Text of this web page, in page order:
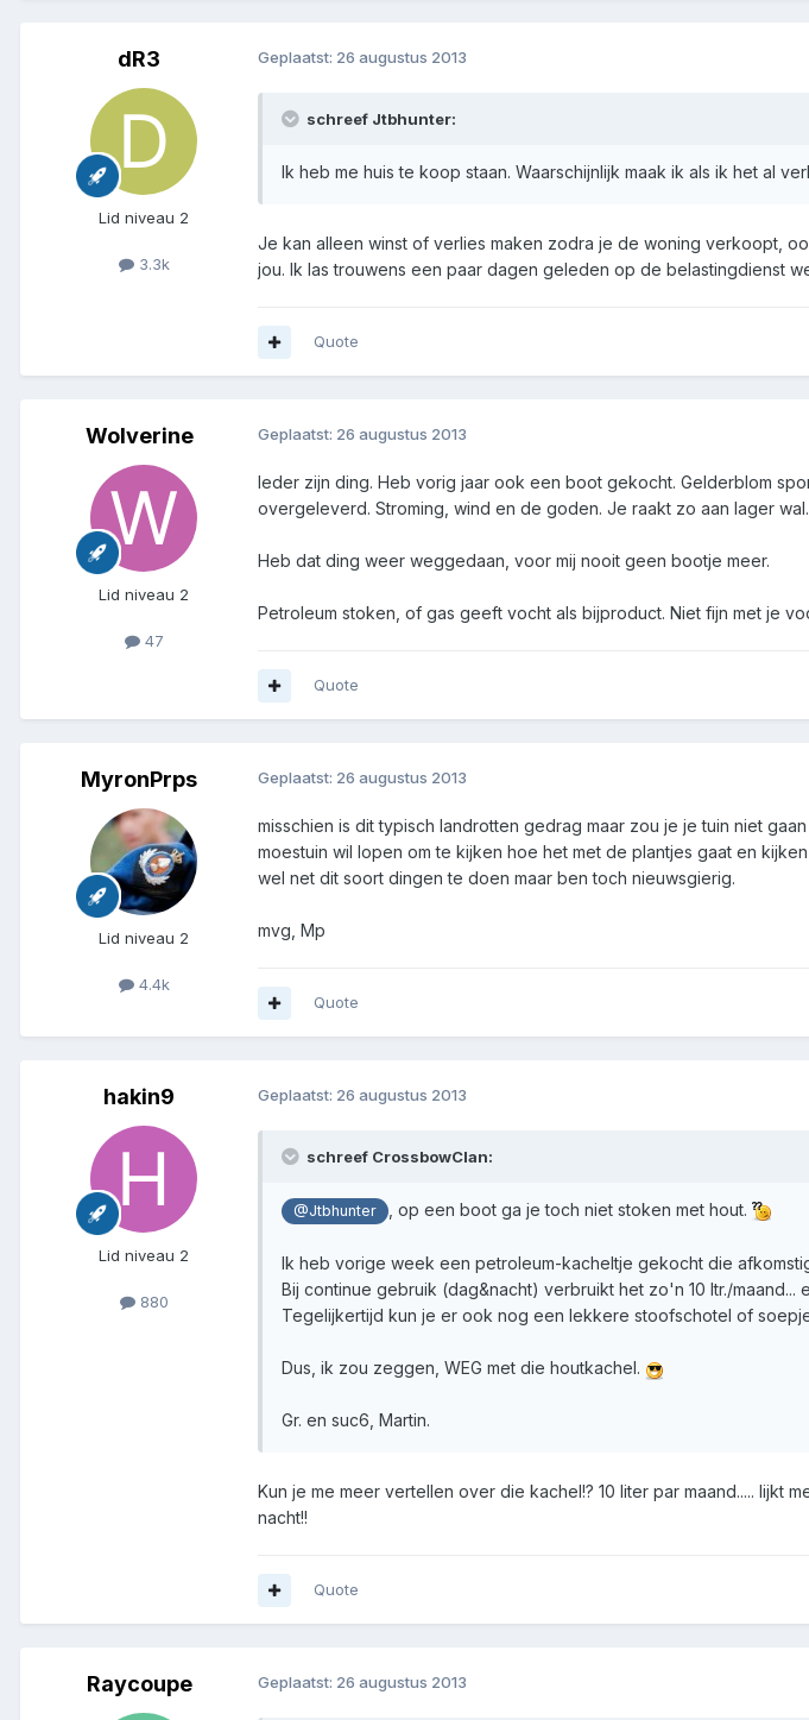
dR3
Lid niveau 2
3.3k
Geplaatst: 26 augustus 2013
schreef Jtbhunter:
Ik heb me huis te koop staan. Waarschijnlijk maak ik als ik het al
Je kan alleen winst of verlies maken zodra je de woning verkoopt,
jou. Ik las trouwens een paar dagen geleden op de belastingdienst
Quote
Wolverine
Lid niveau 2
47
Geplaatst: 26 augustus 2013
Ieder zijn ding. Heb vorig jaar ook een boot gekocht. Gelderblom
overgeleverd. Stroming, wind en de goden. Je raakt zo aan lager
Heb dat ding weer weggedaan, voor mij nooit geen bootje meer.
Petroleum stoken, of gas geeft vocht als bijproduct. Niet fijn met je
Quote
MyronPrps
Lid niveau 2
4.4k
Geplaatst: 26 augustus 2013
misschien is dit typisch landrotten gedrag maar zou je je tuin niet
moestuin wil lopen om te kijken hoe het met de plantjes gaat en
wel net dit soort dingen te doen maar ben toch nieuwsgierig.
mvg, Mp
Quote
hakin9
Lid niveau 2
880
Geplaatst: 26 augustus 2013
schreef CrossbowClan:
@Jtbhunter , op een boot ga je toch niet stoken met hout.
Ik heb vorige week een petroleum-kacheltje gekocht die
Bij continue gebruik (dag&nacht) verbruikt het zo'n 10 ltr./maand...
Tegelijkertijd kun je er ook nog een lekkere stoofschotel of
Dus, ik zou zeggen, WEG met die houtkachel.
Gr. en suc6, Martin.
Kun je me meer vertellen over die kachel!? 10 liter par maand..... lijkt
nacht!!
Quote
Raycoupe Geplaatst: 26 augustus 2013